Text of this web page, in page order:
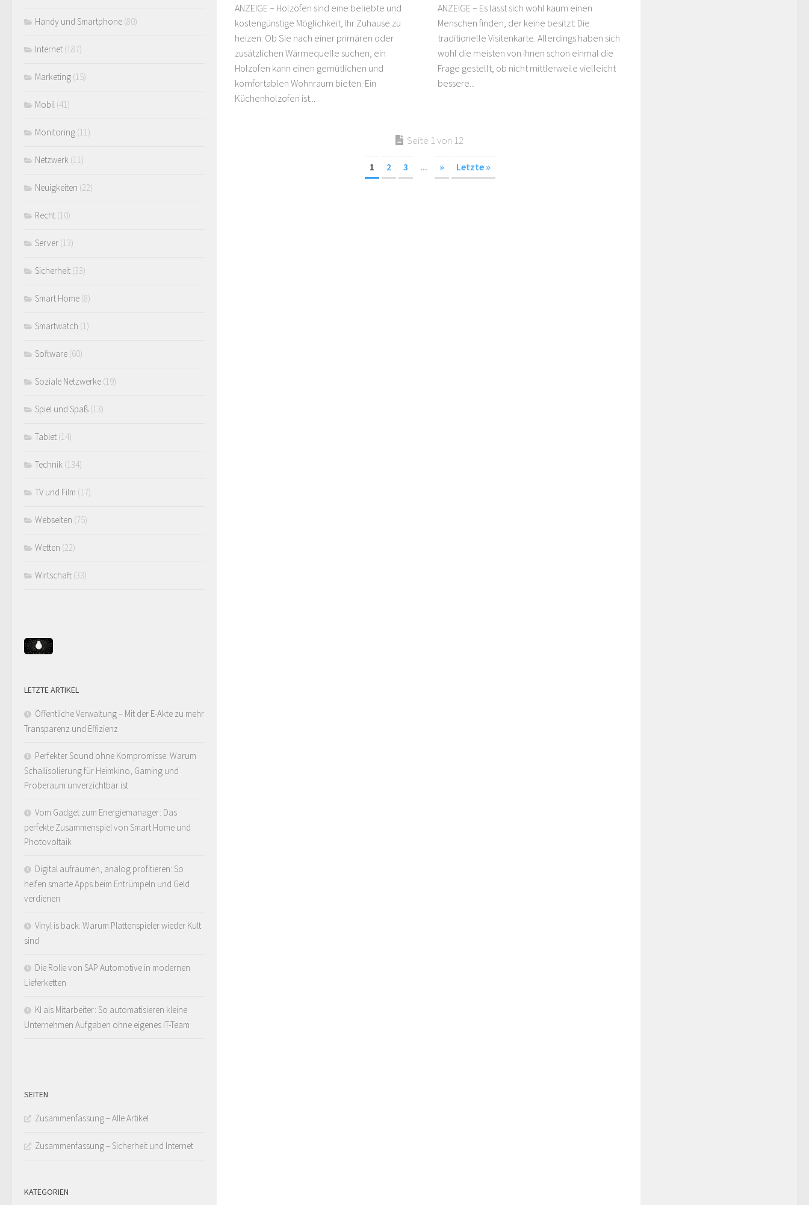
ANZEIGE – Holzöfen sind eine beliebte und
kostengünstige Möglichkeit, Ihr Zuhause zu
heizen. Ob Sie nach einer primären oder
zusätzlichen Wärmequelle suchen, ein
Holzofen kann einen gemütlichen und
komfortablen Wohnraum bieten. Ein
Küchenholzofen ist...
ANZEIGE – Es lässt sich wohl kaum einen
Menschen finden, der keine besitzt: Die
traditionelle Visitenkarte. Allerdings haben sich
wohl die meisten von ihnen schon einmal die
Frage gestellt, ob nicht mittlerweile vielleicht
bessere...
Seite 1 von 12
1 2 3 ... » Letzte »
Handy und Smartphone (80)
Internet (187)
Marketing (15)
Mobil (41)
Monitoring (11)
Netzwerk (11)
Neuigkeiten (22)
Recht (10)
Server (13)
Sicherheit (33)
Smart Home (8)
Smartwatch (1)
Software (60)
Soziale Netzwerke (19)
Spiel und Spaß (13)
Tablet (14)
Technik (134)
TV und Film (17)
Webseiten (75)
Wetten (22)
Wirtschaft (33)
LETZTE ARTIKEL
Öffentliche Verwaltung – Mit der E-Akte zu mehr
Transparenz und Effizienz
Perfekter Sound ohne Kompromisse: Warum
Schallisolierung für Heimkino, Gaming und
Proberaum unverzichtbar ist
Vom Gadget zum Energiemanager: Das
perfekte Zusammenspiel von Smart Home und
Photovoltaik
Digital aufräumen, analog profitieren: So
helfen smarte Apps beim Entrümpeln und Geld
verdienen
Vinyl is back: Warum Plattenspieler wieder Kult
sind
Die Rolle von SAP Automotive in modernen
Lieferketten
KI als Mitarbeiter: So automatisieren kleine
Unternehmen Aufgaben ohne eigenes IT-Team
SEITEN
Zusammenfassung – Alle Artikel
Zusammenfassung – Sicherheit und Internet
KATEGORIEN